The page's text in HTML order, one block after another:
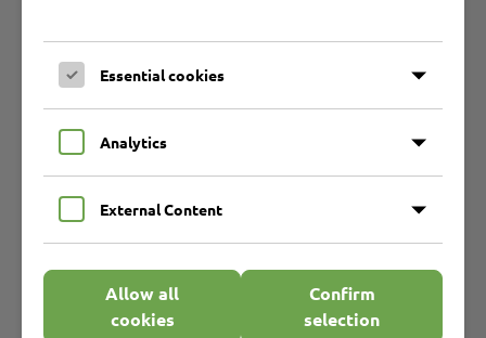
Die Betreuung ist im Zeitraum von Montag bis
Freitag von 08:00 Uhr bis 16:00 Uhr
Marli GmbH
23566 Lübeck
Tagesförderstätte
Telefon 0451 62 03 0
Telefax 0451 62 03 192
kontakt-tafoe@marli.de
Essential cookies
Analytics
External Content
Allow all
cookies
Confirm
selection